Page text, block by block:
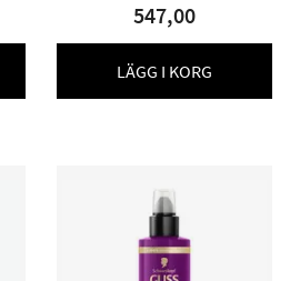
547,00
LÄGG I KORG